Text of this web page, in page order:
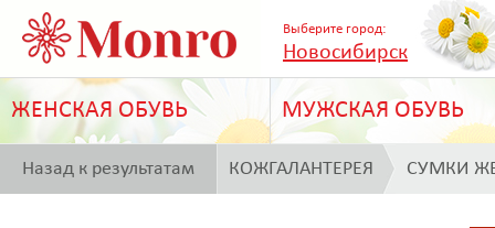
Выберите город:
Новосибирск
ЖЕНСКАЯ ОБУВЬ МУЖСКАЯ ОБУВЬ
Назад к результатам КОЖГАЛАНТЕРЕЯ СУМКИ